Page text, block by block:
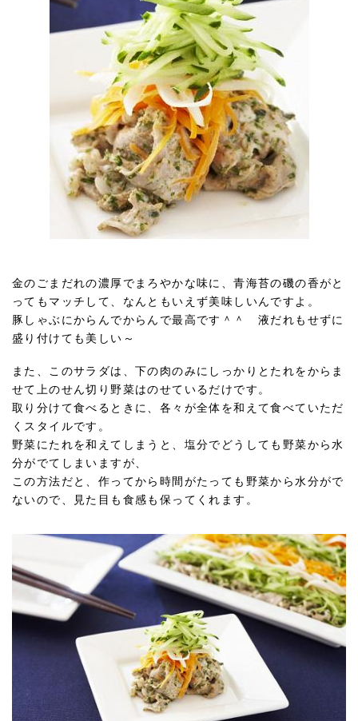
金のごまだれの濃厚でまろやかな味に、青海苔の磯の香がと
ってもマッチして、なんともいえず美味しいんですよ。
豚しゃぶにからんでからんで最高です＾＾ 液だれもせずに
盛り付けても美しい～
また、このサラダは、下の肉のみにしっかりとたれをからま
せて上のせん切り野菜はのせているだけです。
取り分けて食べるときに、各々が全体を和えて食べていただ
くスタイルです。
野菜にたれを和えてしまうと、塩分でどうしても野菜から水
分がでてしまいますが、
この方法だと、作ってから時間がたっても野菜から水分がで
ないので、見た目も食感も保ってくれます。